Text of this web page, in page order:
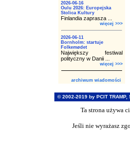
2026-06-16
Oulu 2026: Europejska
Stolica Kultury
Finlandia zaprasza ...
więcej >>>
2026-06-11
Bornholm: startuje
Folkemødet
Największy festiwal
polityczny w Danii ...
więcej >>>
archiwum wiadomości
© 2002-2019 by PCIT TRAMP,
Ta strona używa
Jeśli nie wyrażasz